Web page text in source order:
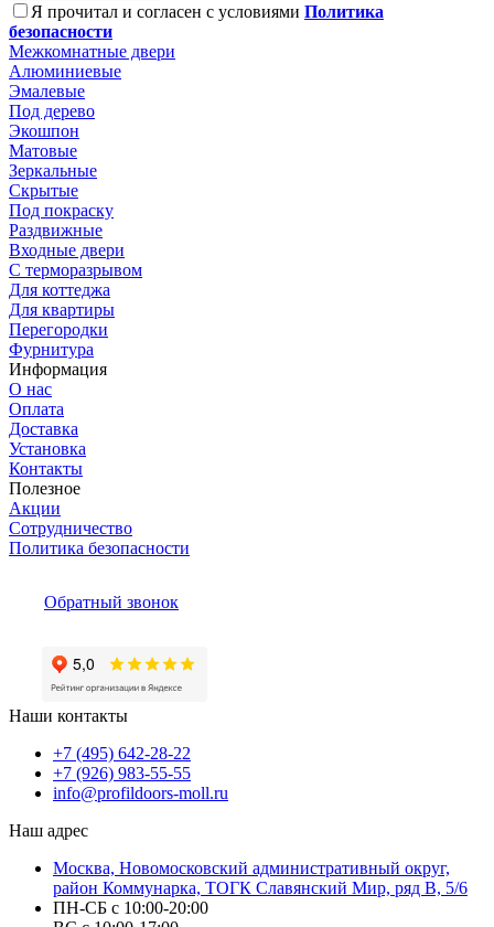
Я прочитал и согласен с условиями Политика
безопасности
Межкомнатные двери
Алюминиевые
Эмалевые
Под дерево
Экошпон
Матовые
Зеркальные
Скрытые
Под покраску
Раздвижные
Входные двери
С терморазрывом
Для коттеджа
Для квартиры
Перегородки
Фурнитура
Информация
О нас
Оплата
Доставка
Установка
Контакты
Полезное
Акции
Сотрудничество
Политика безопасности
Обратный звонок
Наши контакты
+7 (495) 642-28-22
+7 (926) 983-55-55
info@profildoors-moll.ru
Наш адрес
Москва, Новомосковский административный округ,
район Коммунарка, ТОГК Славянский Мир, ряд В, 5/6
ПН-СБ с 10:00-20:00